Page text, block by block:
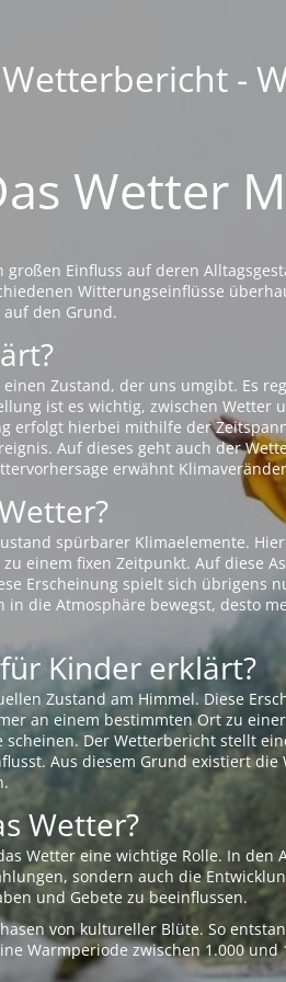
-
Wetter
Einfluss auf deren
Witterungseinflüsse
den Grund.
Zustand, der uns umgibt. Es
ist es wichtig, zwischen
erfolgt hierbei mithilfe der
Auf dieses geht auch der
erwähnt
spürbarer Klimaelemente.
einem fixen Zeitpunkt. Auf diese
Erscheinung spielt sich übrigens
in die Atmosphäre bewegst, desto
Kinder erklärt?
Zustand am Himmel. Diese
an einem bestimmten Ort zu
Der Wetterbericht stellt
Aus diesem Grund existiert
Wetter?
Wetter eine wichtige Rolle. In den
sondern auch die
und Gebete zu beeinflussen.
von kultureller Blüte. So
Warmperiode zwischen 1.000 und